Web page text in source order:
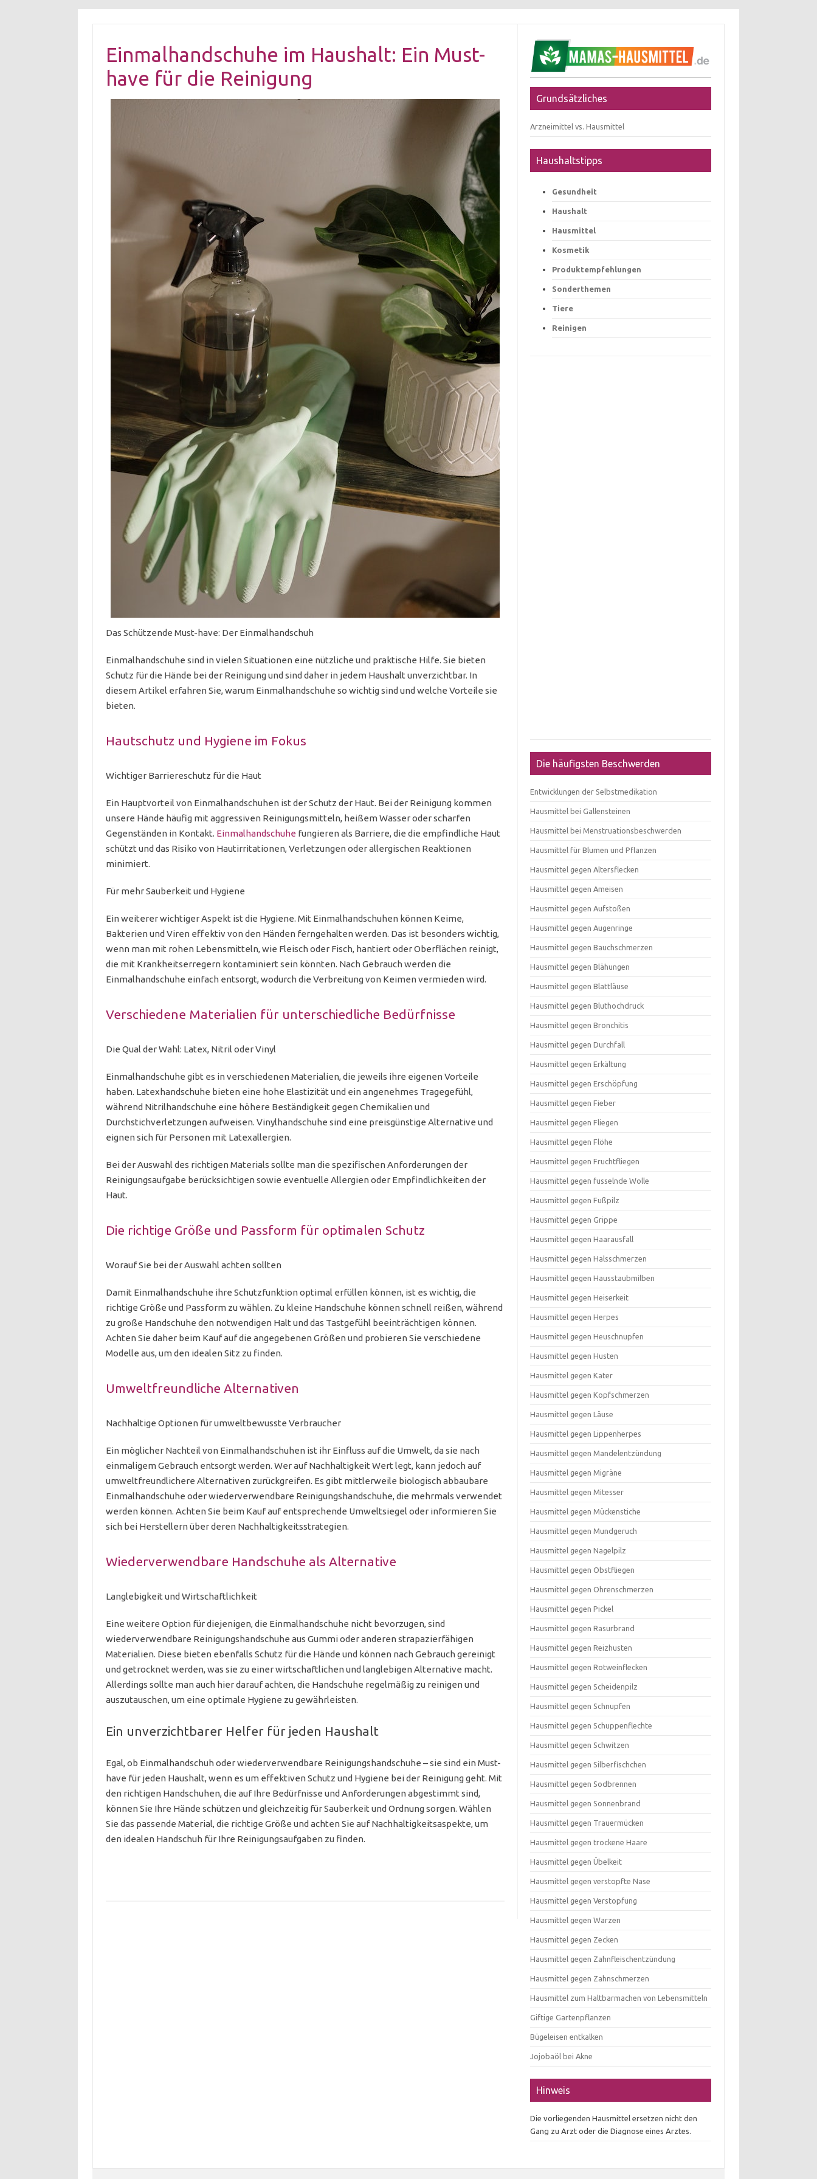
Einmalhandschuhe im Haushalt: Ein Must-
have für die Reinigung
Das Schützende Must-have: Der Einmalhandschuh
Einmalhandschuhe sind in vielen Situationen eine nützliche und praktische Hilfe. Sie bieten
Schutz für die Hände bei der Reinigung und sind daher in jedem Haushalt unverzichtbar. In
diesem Artikel erfahren Sie, warum Einmalhandschuhe so wichtig sind und welche Vorteile sie
bieten.
Hautschutz und Hygiene im Fokus
Wichtiger Barriereschutz für die Haut
Ein Hauptvorteil von Einmalhandschuhen ist der Schutz der Haut. Bei der Reinigung kommen
unsere Hände häufig mit aggressiven Reinigungsmitteln, heißem Wasser oder scharfen
Gegenständen in Kontakt. Einmalhandschuhe fungieren als Barriere, die die empfindliche Haut
schützt und das Risiko von Hautirritationen, Verletzungen oder allergischen Reaktionen
minimiert.
Für mehr Sauberkeit und Hygiene
Ein weiterer wichtiger Aspekt ist die Hygiene. Mit Einmalhandschuhen können Keime,
Bakterien und Viren effektiv von den Händen ferngehalten werden. Das ist besonders wichtig,
wenn man mit rohen Lebensmitteln, wie Fleisch oder Fisch, hantiert oder Oberflächen reinigt,
die mit Krankheitserregern kontaminiert sein könnten. Nach Gebrauch werden die
Einmalhandschuhe einfach entsorgt, wodurch die Verbreitung von Keimen vermieden wird.
Verschiedene Materialien für unterschiedliche Bedürfnisse
Die Qual der Wahl: Latex, Nitril oder Vinyl
Einmalhandschuhe gibt es in verschiedenen Materialien, die jeweils ihre eigenen Vorteile
haben. Latexhandschuhe bieten eine hohe Elastizität und ein angenehmes Tragegefühl,
während Nitrilhandschuhe eine höhere Beständigkeit gegen Chemikalien und
Durchstichverletzungen aufweisen. Vinylhandschuhe sind eine preisgünstige Alternative und
eignen sich für Personen mit Latexallergien.
Bei der Auswahl des richtigen Materials sollte man die spezifischen Anforderungen der
Reinigungsaufgabe berücksichtigen sowie eventuelle Allergien oder Empfindlichkeiten der
Haut.
Die richtige Größe und Passform für optimalen Schutz
Worauf Sie bei der Auswahl achten sollten
Damit Einmalhandschuhe ihre Schutzfunktion optimal erfüllen können, ist es wichtig, die
richtige Größe und Passform zu wählen. Zu kleine Handschuhe können schnell reißen, während
zu große Handschuhe den notwendigen Halt und das Tastgefühl beeinträchtigen können.
Achten Sie daher beim Kauf auf die angegebenen Größen und probieren Sie verschiedene
Modelle aus, um den idealen Sitz zu finden.
Umweltfreundliche Alternativen
Nachhaltige Optionen für umweltbewusste Verbraucher
Ein möglicher Nachteil von Einmalhandschuhen ist ihr Einfluss auf die Umwelt, da sie nach
einmaligem Gebrauch entsorgt werden. Wer auf Nachhaltigkeit Wert legt, kann jedoch auf
umweltfreundlichere Alternativen zurückgreifen. Es gibt mittlerweile biologisch abbaubare
Einmalhandschuhe oder wiederverwendbare Reinigungshandschuhe, die mehrmals verwendet
werden können. Achten Sie beim Kauf auf entsprechende Umweltsiegel oder informieren Sie
sich bei Herstellern über deren Nachhaltigkeitsstrategien.
Wiederverwendbare Handschuhe als Alternative
Langlebigkeit und Wirtschaftlichkeit
Eine weitere Option für diejenigen, die Einmalhandschuhe nicht bevorzugen, sind
wiederverwendbare Reinigungshandschuhe aus Gummi oder anderen strapazierfähigen
Materialien. Diese bieten ebenfalls Schutz für die Hände und können nach Gebrauch gereinigt
und getrocknet werden, was sie zu einer wirtschaftlichen und langlebigen Alternative macht.
Allerdings sollte man auch hier darauf achten, die Handschuhe regelmäßig zu reinigen und
auszutauschen, um eine optimale Hygiene zu gewährleisten.
Ein unverzichtbarer Helfer für jeden Haushalt
Egal, ob Einmalhandschuh oder wiederverwendbare Reinigungshandschuhe – sie sind ein Must-
have für jeden Haushalt, wenn es um effektiven Schutz und Hygiene bei der Reinigung geht. Mit
den richtigen Handschuhen, die auf Ihre Bedürfnisse und Anforderungen abgestimmt sind,
können Sie Ihre Hände schützen und gleichzeitig für Sauberkeit und Ordnung sorgen. Wählen
Sie das passende Material, die richtige Größe und achten Sie auf Nachhaltigkeitsaspekte, um
den idealen Handschuh für Ihre Reinigungsaufgaben zu finden.
Grundsätzliches
Arzneimittel vs. Hausmittel
Haushaltstipps
Gesundheit
Haushalt
Hausmittel
Kosmetik
Produktempfehlungen
Sonderthemen
Tiere
Reinigen
Die häufigsten Beschwerden
Entwicklungen der Selbstmedikation
Hausmittel bei Gallensteinen
Hausmittel bei Menstruationsbeschwerden
Hausmittel für Blumen und Pflanzen
Hausmittel gegen Altersflecken
Hausmittel gegen Ameisen
Hausmittel gegen Aufstoßen
Hausmittel gegen Augenringe
Hausmittel gegen Bauchschmerzen
Hausmittel gegen Blähungen
Hausmittel gegen Blattläuse
Hausmittel gegen Bluthochdruck
Hausmittel gegen Bronchitis
Hausmittel gegen Durchfall
Hausmittel gegen Erkältung
Hausmittel gegen Erschöpfung
Hausmittel gegen Fieber
Hausmittel gegen Fliegen
Hausmittel gegen Flöhe
Hausmittel gegen Fruchtfliegen
Hausmittel gegen fusselnde Wolle
Hausmittel gegen Fußpilz
Hausmittel gegen Grippe
Hausmittel gegen Haarausfall
Hausmittel gegen Halsschmerzen
Hausmittel gegen Hausstaubmilben
Hausmittel gegen Heiserkeit
Hausmittel gegen Herpes
Hausmittel gegen Heuschnupfen
Hausmittel gegen Husten
Hausmittel gegen Kater
Hausmittel gegen Kopfschmerzen
Hausmittel gegen Läuse
Hausmittel gegen Lippenherpes
Hausmittel gegen Mandelentzündung
Hausmittel gegen Migräne
Hausmittel gegen Mitesser
Hausmittel gegen Mückenstiche
Hausmittel gegen Mundgeruch
Hausmittel gegen Nagelpilz
Hausmittel gegen Obstfliegen
Hausmittel gegen Ohrenschmerzen
Hausmittel gegen Pickel
Hausmittel gegen Rasurbrand
Hausmittel gegen Reizhusten
Hausmittel gegen Rotweinflecken
Hausmittel gegen Scheidenpilz
Hausmittel gegen Schnupfen
Hausmittel gegen Schuppenflechte
Hausmittel gegen Schwitzen
Hausmittel gegen Silberfischchen
Hausmittel gegen Sodbrennen
Hausmittel gegen Sonnenbrand
Hausmittel gegen Trauermücken
Hausmittel gegen trockene Haare
Hausmittel gegen Übelkeit
Hausmittel gegen verstopfte Nase
Hausmittel gegen Verstopfung
Hausmittel gegen Warzen
Hausmittel gegen Zecken
Hausmittel gegen Zahnfleischentzündung
Hausmittel gegen Zahnschmerzen
Hausmittel zum Haltbarmachen von Lebensmitteln
Giftige Gartenpflanzen
Bügeleisen entkalken
Jojobaöl bei Akne
Hinweis
Die vorliegenden Hausmittel ersetzen nicht den
Gang zu Arzt oder die Diagnose eines Arztes.